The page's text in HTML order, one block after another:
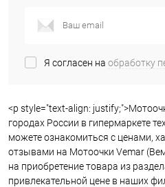
Я согласен на обработку
<p style="text-align:
городах России в гипермаркете
можете ознакомиться с ценами,
отзывами на Мотоочки Vemar
на приобретение товара из
привлекательной цене в наших